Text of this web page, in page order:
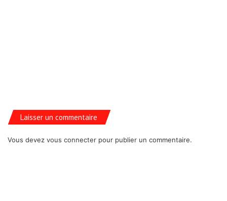
Laisser un commentaire
Vous devez vous connecter pour publier un commentaire.